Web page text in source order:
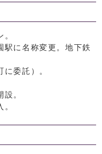
に名称変更。地下鉄
委託）。
。